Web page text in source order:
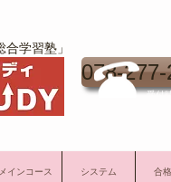
学習塾」
078-
受付
メインコース システム 合